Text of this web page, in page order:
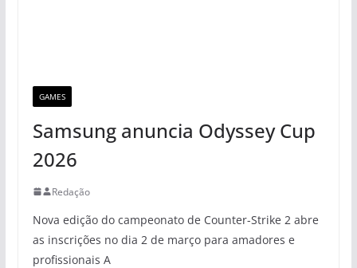
GAMES
Samsung anuncia Odyssey Cup
2026
Redação
Nova edição do campeonato de Counter-Strike 2 abre
as inscrições no dia 2 de março para amadores e
profissionais A